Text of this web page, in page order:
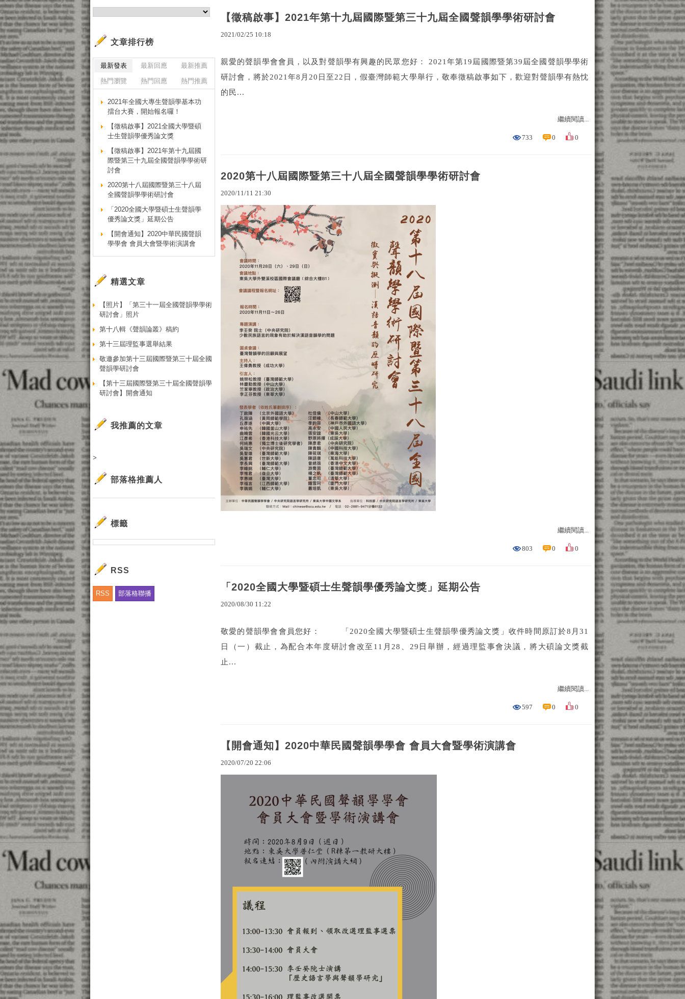
【徵稿啟事】2021年第十九屆國際暨第三十九屆全國聲韻學學術研討會
2021/02/25 10:18
親愛的聲韻學會會員，以及對聲韻學有興趣的民眾您好： 2021年第19屆國際暨第39屆全國聲韻學學術
研討會，將於2021年8月20日至22日，假臺灣師範大學舉行，敬奉徵稿啟事如下，歡迎對聲韻學有熱忱
的民...
繼續閱讀...
733 0 0
2020第十八屆國際暨第三十八屆全國聲韻學學術研討會
2020/11/11 21:30
繼續閱讀...
803 0 0
「2020全國大學暨碩士生聲韻學優秀論文獎」延期公告
2020/08/30 11:22
敬愛的聲韻學會會員您好： 「2020全國大學暨碩士生聲韻學優秀論文獎」收件時間原訂於8月31
日（一）截止，為配合本年度研討會改至11月28、29日舉辦，經過理監事會決議，將大碩論文獎截
止...
繼續閱讀...
597 0 0
【開會通知】2020中華民國聲韻學學會 會員大會暨學術演講會
2020/07/20 22:06
文章排行榜
最新發表 最新回應
最新推薦
熱門瀏覽
熱門回應 熱門推薦
2021年全國大專生聲韻學基本功
擂台大賽，開始報名囉！
【徵稿啟事】2021全國大學暨碩
士生聲韻學優秀論文獎
【徵稿啟事】2021年第十九屆國
際暨第三十九屆全國聲韻學學術研
討會
2020第十八屆國際暨第三十八屆
全國聲韻學學術研討會
「2020全國大學暨碩士生聲韻學
優秀論文獎」延期公告
【開會通知】2020中華民國聲韻
學學會 會員大會暨學術演講會
精選文章
【照片】「第三十一屆全國聲韻學學術
研討會」照片
第十八輯《聲韻論叢》稿約
第十三屆理監事選舉結果
敬邀參加第十三屆國際暨第三十屆全國
聲韻學研討會
【第十三屆國際暨第三十屆全國聲韻學
研討會】開會通知
我推薦的文章
>
部落格推薦人
標籤
RSS
RSS 部落格聯播